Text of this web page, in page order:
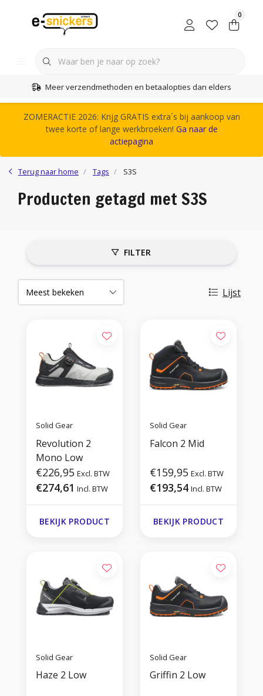
0
Meer verzendmethoden en betaalopties dan elders
ZOMERACTIE 2026: Krijg GRATIS extra´s bij aankoop van
twee korte of lange werkbroeken! Ga naar de
actiepagina
Terug naar home Tags S3S
Producten getagd met S3S
FILTER
Lijst
Solid Gear
Revolution 2
Mono Low
€226,95 Excl. BTW
€274,61 Incl. BTW
BEKIJK PRODUCT
Solid Gear
Falcon 2 Mid
€159,95 Excl. BTW
€193,54 Incl. BTW
BEKIJK PRODUCT
Solid Gear
Haze 2 Low
Solid Gear
Griffin 2 Low